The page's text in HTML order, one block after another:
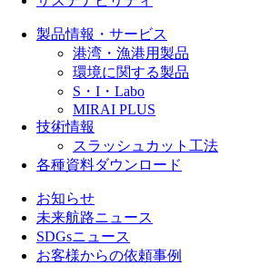
製品情報・サービス
港湾・漁港用製品
環境に関する製品
S・I・Labo
MIRAI PLUS
技術情報
スラッシュカット工法
各種資料ダウンロード
お知らせ
未来航路ニュース
SDGsニュース
お客様からの依頼事例